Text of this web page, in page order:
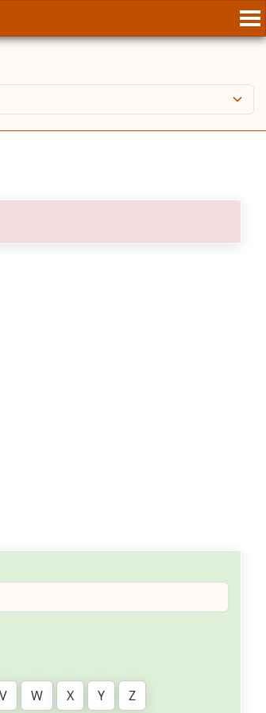
V W X Y Z